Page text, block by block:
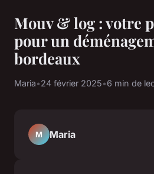
Mouv & log : votre
pour un
bordeaux
Maria•24 février 2025•6 min de
M Maria